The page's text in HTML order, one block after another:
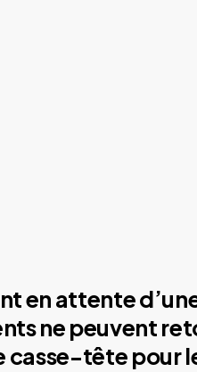
en attente
ne peuvent
casse-tête